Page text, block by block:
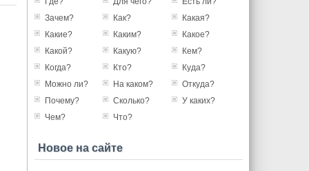
Зачем?
Как?
Какая?
Какие?
Каким?
Какое?
Какой?
Какую?
Кем?
Когда?
Кто?
Куда?
Можно ли?
На каком?
Откуда?
Почему?
Сколько?
У каких?
Чем?
Что?
Новое на сайте